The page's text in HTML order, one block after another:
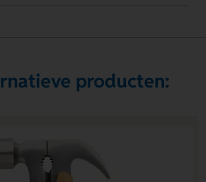
producten: